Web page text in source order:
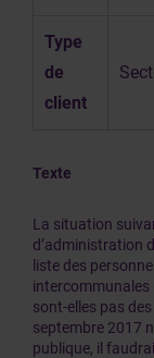
Type
de
client
Texte
La situation
d’administration
liste des
intercommunales
sont-elles pas
septembre 2017
publique, il